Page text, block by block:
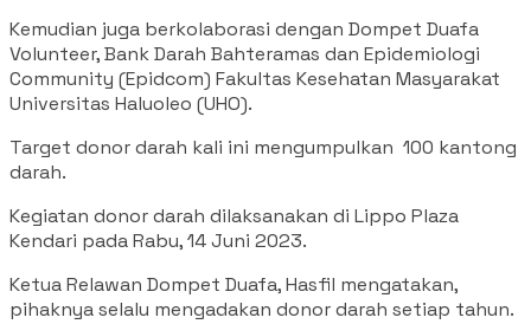
Kemudian juga berkolaborasi dengan Dompet Duafa
Volunteer, Bank Darah Bahteramas dan Epidemiologi
Community (Epidcom) Fakultas Kesehatan Masyarakat
Universitas Haluoleo (UHO).
Target donor darah kali ini mengumpulkan 100 kantong
darah.
Kegiatan donor darah dilaksanakan di Lippo Plaza
Kendari pada Rabu, 14 Juni 2023.
Ketua Relawan Dompet Duafa, Hasfil mengatakan,
pihaknya selalu mengadakan donor darah setiap tahun.